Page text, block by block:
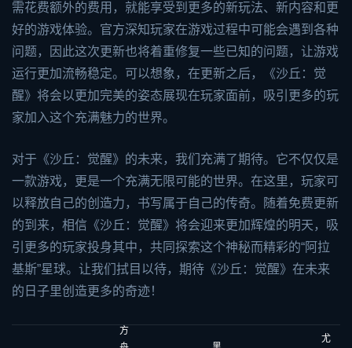
需花费额外的费用，就能享受到更多的新玩法、新内容和更
好的游戏体验。官方深知玩家在游戏过程中可能会遇到各种
问题，因此这次更新也将着重修复一些已知的问题，让游戏
运行更加流畅稳定。可以想象，在更新之后，《沙丘：觉
醒》将会以更加完美的姿态展现在玩家面前，吸引更多的玩
家加入这个充满魅力的世界。
对于《沙丘：觉醒》的未来，我们充满了期待。它不仅仅是
一款游戏，更是一个充满无限可能的世界。在这里，玩家可
以释放自己的创造力，书写属于自己的传奇。随着免费更新
的到来，相信《沙丘：觉醒》将会迎来更加辉煌的明天，吸
引更多的玩家投身其中，共同探索这个神秘而精彩的“阿拉
基斯”星球。让我们拭目以待，期待《沙丘：觉醒》在未来
的日子里创造更多的奇迹！
方
尤